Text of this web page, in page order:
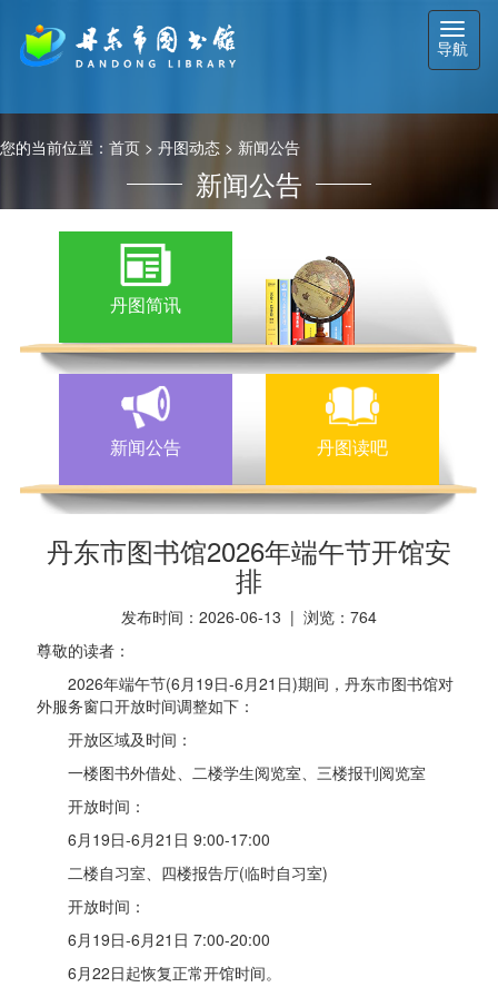
切
换
导
导航
您的当前位置： 首页 > 丹图动态 > 新闻公告
新闻公告
丹图简讯
新闻公告 丹图读吧
丹东市图书馆2026年端午节开馆安
排
发布时间：2026-06-13 | 浏览： 764
尊敬的读者：
2026年端午节(6月19日-6月21日)期间，丹东市图书馆对
外服务窗口开放时间调整如下：
开放区域及时间：
一楼图书外借处、二楼学生阅览室、三楼报刊阅览室
开放时间：
6月19日-6月21日 9:00-17:00
二楼自习室、四楼报告厅(临时自习室)
开放时间：
6月19日-6月21日 7:00-20:00
6月22日起恢复正常开馆时间。